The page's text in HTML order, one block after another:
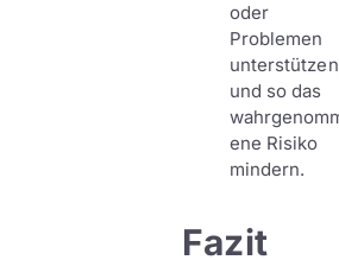
oder
Problemen
unterstützen
und so das
ene Risiko
mindern.
Fazit